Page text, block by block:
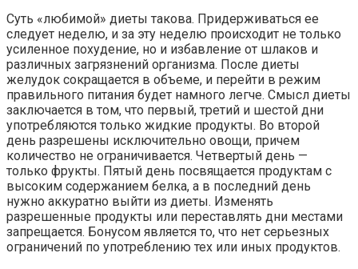
Суть «любимой» диеты такова. Придерживаться ее
следует неделю, и за эту неделю происходит не только
усиленное похудение, но и избавление от шлаков и
различных загрязнений организма. После диеты
желудок сокращается в объеме, и перейти в режим
правильного питания будет намного легче. Смысл диеты
заключается в том, что первый, третий и шестой дни
употребляются только жидкие продукты. Во второй
день разрешены исключительно овощи, причем
количество не ограничивается. Четвертый день —
только фрукты. Пятый день посвящается продуктам с
высоким содержанием белка, а в последний день
нужно аккуратно выйти из диеты. Изменять
разрешенные продукты или переставлять дни местами
запрещается. Бонусом является то, что нет серьезных
ограничений по употреблению тех или иных продуктов.